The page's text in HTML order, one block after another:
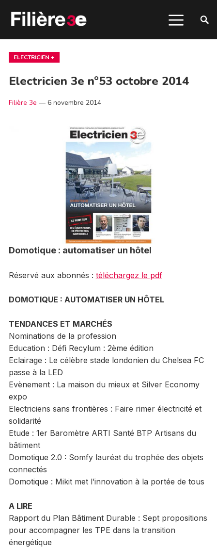
ELECTRICIEN +
Electricien 3e n°53 octobre 2014
Filière 3e — 6 novembre 2014
Domotique : automatiser un hôtel
Réservé aux abonnés : téléchargez le pdf
DOMOTIQUE : AUTOMATISER UN HÔTEL
TENDANCES ET MARCHÉS
Nominations de la profession
Education : Défi Recylum : 2ème édition
Eclairage : Le célèbre stade londonien du Chelsea FC
passe à la LED
Evènement : La maison du mieux et Silver Economy
expo
Electriciens sans frontières : Faire rimer électricité et
solidarité
Etude : 1er Baromètre ARTI Santé BTP Artisans du
bâtiment
Domotique 2.0 : Somfy lauréat du trophée des objets
connectés
Domotique : Mikit met l’innovation à la portée de tous
A LIRE
Rapport du Plan Bâtiment Durable : Sept propositions
pour accompagner les TPE dans la transition
énergétique